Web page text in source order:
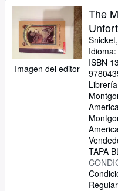
Libros antiguos
Arte y coleccionismo
Vendedores
Comenzar a vender
Imagen del editor
The
ISBN
TAPA
Regular